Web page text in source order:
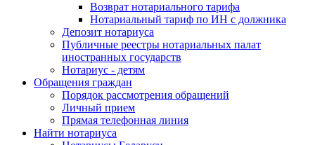
Возврат нотариального тарифа
Нотариальный тариф по ИН с должника
Депозит нотариуса
Публичные реестры нотариальных палат
иностранных государств
Нотариус - детям
Обращения граждан
Порядок рассмотрения обращений
Личный прием
Прямая телефонная линия
Найти нотариуса